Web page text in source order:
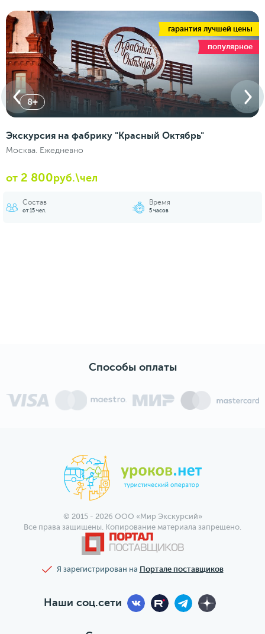
гарантия лучшей цены
популярное
8+
Экскурсия на фабрику "Красный Октябрь"
Москва. Ежедневно
от 2 800руб.\чел
Состав
от 15 чел.
Время
5 часов
Способы оплаты
© 2015 - 2026 ООО «Мир Экскурсий»
Все права защищены. Копирование материала запрещено.
Я зарегистрирован на Портале поставщиков
Наши соц.сети